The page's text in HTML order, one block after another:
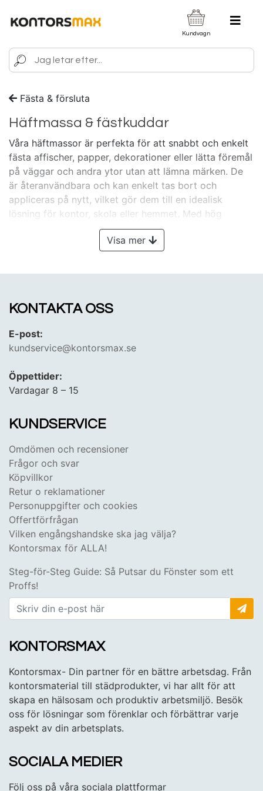
Kundvagn
Fästa & försluta
Häftmassa & fästkuddar
Våra häftmassor är perfekta för att snabbt och enkelt
fästa affischer, papper, dekorationer eller lätta föremål
på väggar och andra ytor utan att lämna märken. De
är återanvändbara och kan enkelt tas bort och
appliceras på nytt, vilket gör dem till en idealisk
lösning för kontor, skola eller hemmet. Med hög
hållbarhet och flexibilitet passar de utmärkt för både
tillfälliga och permanenta uppgifter. Visste du att
Visa mer
KONTAKTA OSS
E-post:
kundservice@kontorsmax.se
Öppettider:
Vardagar 8 – 15
KUNDSERVICE
Omdömen och recensioner
Frågor och svar
Köpvillkor
Retur o reklamationer
Personuppgifter och cookies
Offertförfrågan
Vilken engångshandske ska jag välja?
Kontorsmax för ALLA!
Steg-för-Steg Guide: Så Putsar du Fönster som ett
Proffs!
KONTORSMAX
Kontorsmax- Din partner för en bättre arbetsdag. Från
kontorsmaterial till städprodukter, vi har allt för att
skapa en hälsosam och produktiv arbetsmiljö. Besök
oss för lösningar som förenklar och förbättrar varje
aspekt av din arbetsplats.
SOCIALA MEDIER
Följ oss på våra sociala plattformar